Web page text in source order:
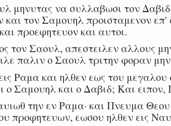
μηνυτας να συλλαβωσι τον
τον Σαμουηλ προισταμενον
προεφητευον και αυτοι.
τον Σαουλ, απεστειλεν αλλους
παλιν ο Σαουλ τριτην φοραν
Ραμα και ηλθεν εως του
ο Σαμουηλ και ο Δαβιδ; Και
την εν Ραμα· και Πνευμα
προφητευων, εωσου ηλθεν εις